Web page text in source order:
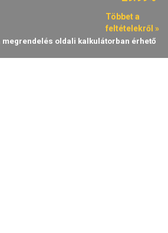
Többet a
feltételekről »
megrendelés oldali kalkulátorban érhető